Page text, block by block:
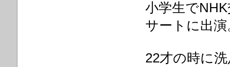
小学生で
サートに出演
22才の時に